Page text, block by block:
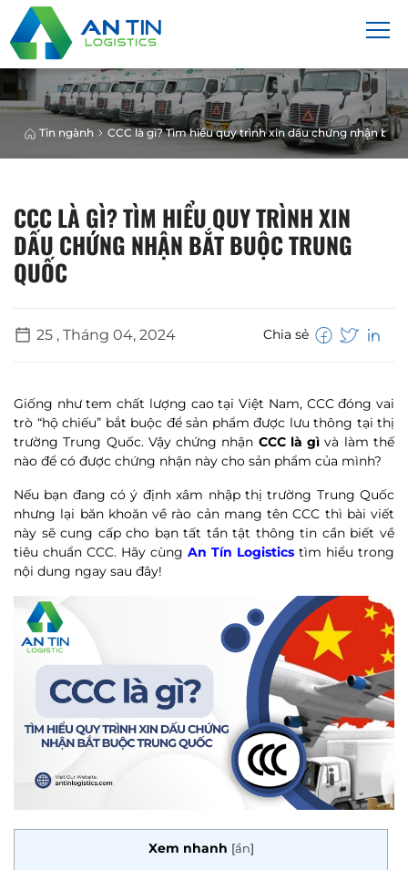
Tin ngành CCC là gì? Tìm hiểu quy trình xin dấu chứng nhận bắt
CCC LÀ GÌ? TÌM HIỂU QUY TRÌNH XIN
DẤU CHỨNG NHẬN BẮT BUỘC TRUNG
QUỐC
25 , Tháng 04, 2024 Chia sẻ
Giống như tem chất lượng cao tại Việt Nam, CCC đóng vai
trò “hộ chiếu” bắt buộc để sản phẩm được lưu thông tại thị
trường Trung Quốc. Vậy chứng nhận CCC là gì và làm thế
nào để có được chứng nhận này cho sản phẩm của mình?
Nếu bạn đang có ý định xâm nhập thị trường Trung Quốc
nhưng lại băn khoăn về rào cản mang tên CCC thì bài viết
này sẽ cung cấp cho bạn tất tần tật thông tin cần biết về
tiêu chuẩn CCC. Hãy cùng An Tín Logistics tìm hiểu trong
nội dung ngay sau đây!
Xem nhanh [ẩn]